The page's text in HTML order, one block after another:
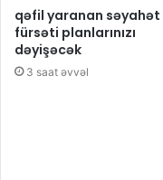
qəfil yaranan səyahət
fürsəti planlarınızı
dəyişəcək
3 saat əvvəl